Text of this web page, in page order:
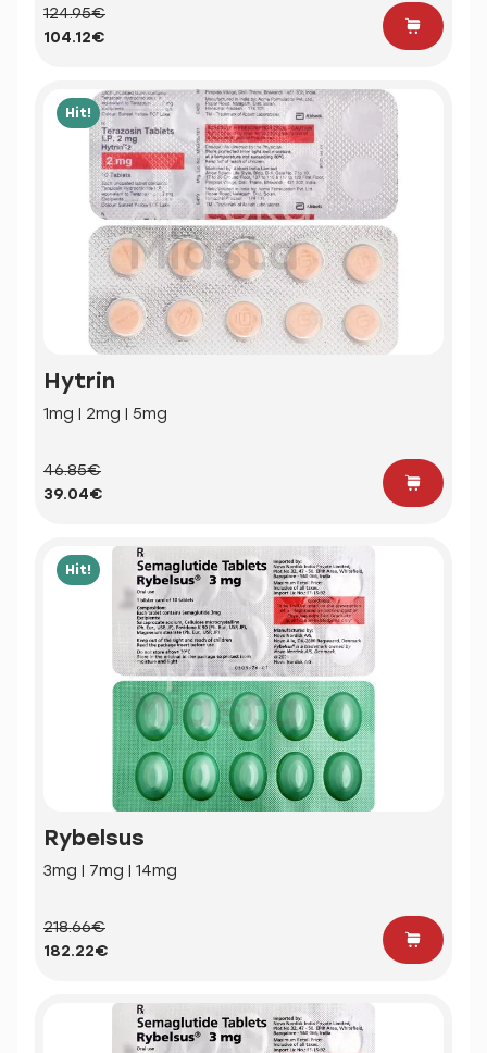
124.95€
104.12€
Hit!
Hytrin
1mg | 2mg | 5mg
46.85€
39.04€
Hit!
Rybelsus
3mg | 7mg | 14mg
218.66€
182.22€